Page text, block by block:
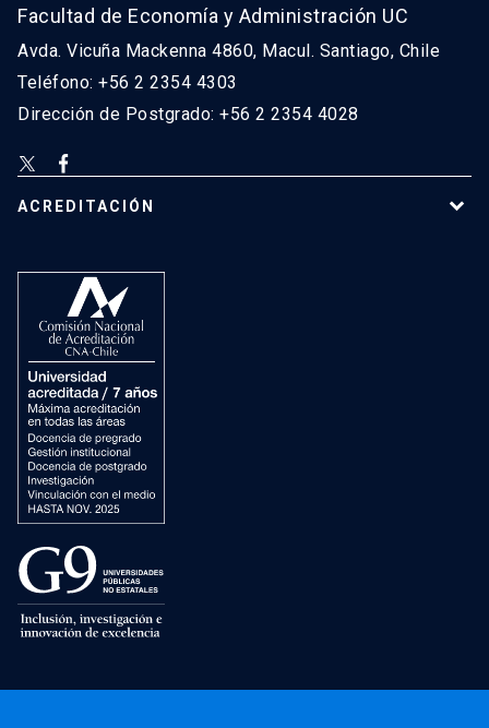
Facultad de Economía y Administración UC
Avda. Vicuña Mackenna 4860, Macul. Santiago, Chile
Teléfono: +56 2 2354 4303
Dirección de Postgrado: +56 2 2354 4028
ACREDITACIÓN